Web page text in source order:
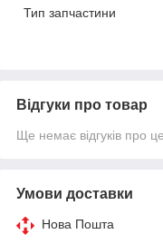
Тип запчастини
Відгуки про товар
Ще немає відгуків про
Умови доставки
Нова Пошта